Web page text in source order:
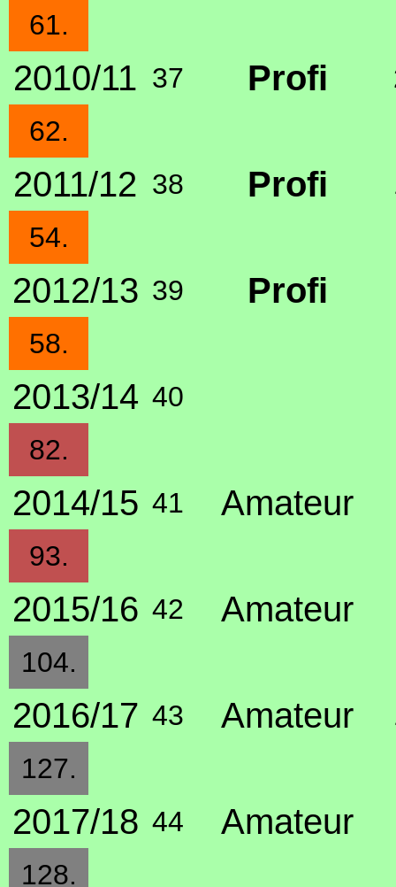
61.
2010/11 37 Profi
62.
2011/12 38 Profi
54.
2012/13 39 Profi
58.
2013/14 40
82.
2014/15 41 Amateur
93.
2015/16 42 Amateur
104.
2016/17 43 Amateur
127.
2017/18 44 Amateur
128.